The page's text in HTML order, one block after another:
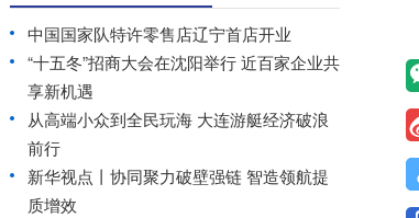
中国国家队特许零售店辽宁首店开业
“十五冬”招商大会在沈阳举行 近百家企业共
享新机遇
从高端小众到全民玩海 大连游艇经济破浪
前行
新华视点丨协同聚力破壁强链 智造领航提
质增效